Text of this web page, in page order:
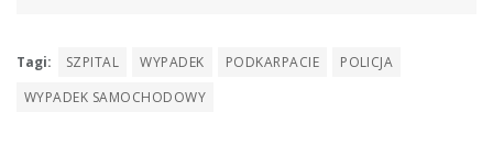
Tagi: SZPITAL WYPADEK PODKARPACIE
POLICJA
WYPADEK SAMOCHODOWY